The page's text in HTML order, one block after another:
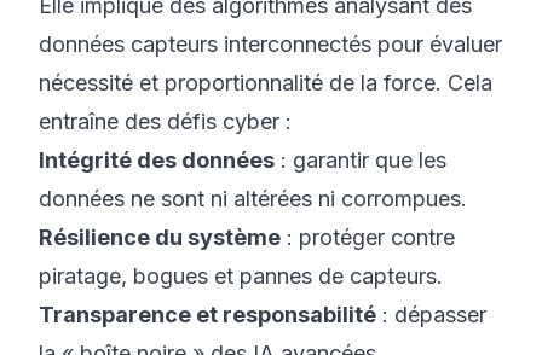
Elle implique des algorithmes analysant des
données capteurs interconnectés pour évaluer
nécessité et proportionnalité de la force. Cela
entraîne des défis cyber :
Intégrité des données : garantir que les
données ne sont ni altérées ni corrompues.
Résilience du système : protéger contre
piratage, bogues et pannes de capteurs.
Transparence et responsabilité : dépasser